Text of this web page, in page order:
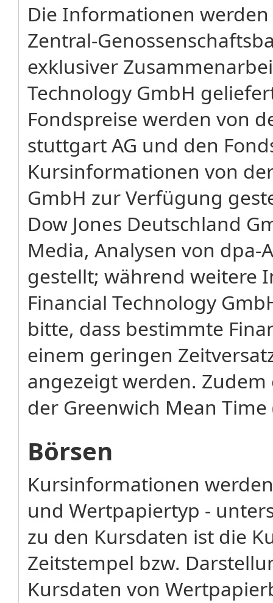
Die Informationen werden
Zentral-
exklusiver
Technology GmbH
Fondspreise werden von
stuttgart AG und den
Kursinformationen von
GmbH zur Verfügung
Dow Jones Deutschland
Media, Analysen von dpa-
gestellt; während weitere
Financial Technology
bitte, dass bestimmte
einem geringen
angezeigt werden.
der Greenwich Mean Time
Börsen
Kursinformationen
und Wertpapiertyp -
zu den Kursdaten ist die
Zeitstempel bzw.
Kursdaten von